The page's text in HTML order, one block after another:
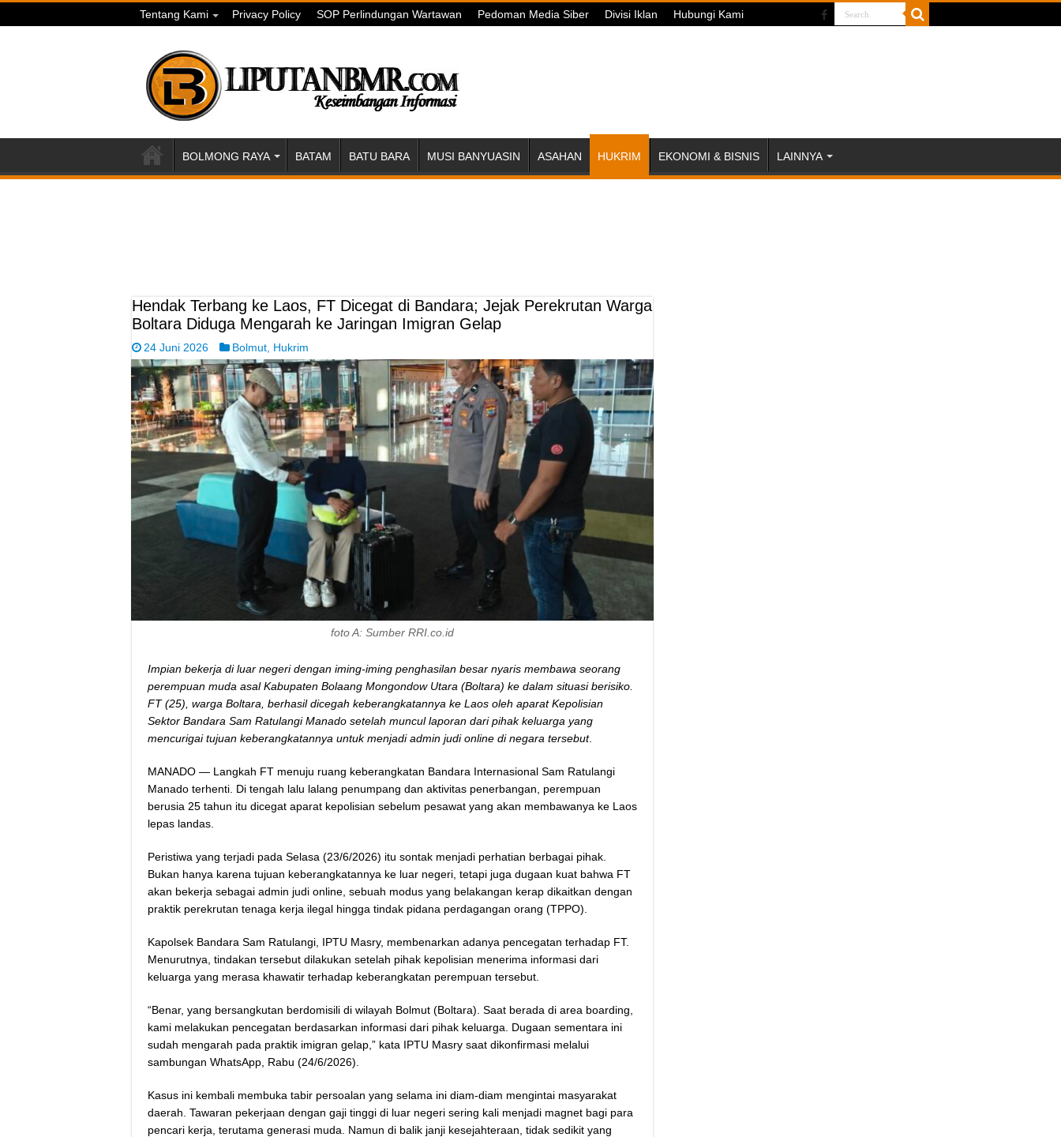
Tentang Kami Privacy Policy SOP Perlindungan Wartawan Pedoman Media Siber Divisi Iklan Hubungi Kami
BOLMONG RAYA BATAM BATU BARA MUSI BANYUASIN ASAHAN HUKRIM EKONOMI & BISNIS LAINNYA
Hendak Terbang ke Laos, FT Dicegat di Bandara; Jejak Perekrutan Warga
Boltara Diduga Mengarah ke Jaringan Imigran Gelap
24 Juni 2026 Bolmut Hukrim
foto A: Sumber RRI.co.id
Impian bekerja di luar negeri dengan iming-iming penghasilan besar nyaris membawa seorang
perempuan muda asal Kabupaten Bolaang Mongondow Utara (Boltara) ke dalam situasi berisiko.
FT (25), warga Boltara, berhasil dicegah keberangkatannya ke Laos oleh aparat Kepolisian
Sektor Bandara Sam Ratulangi Manado setelah muncul laporan dari pihak keluarga yang
mencurigai tujuan keberangkatannya untuk menjadi admin judi online di negara tersebut.
MANADO — Langkah FT menuju ruang keberangkatan Bandara Internasional Sam Ratulangi
Manado terhenti. Di tengah lalu lalang penumpang dan aktivitas penerbangan, perempuan
berusia 25 tahun itu dicegat aparat kepolisian sebelum pesawat yang akan membawanya ke Laos
lepas landas.
Peristiwa yang terjadi pada Selasa (23/6/2026) itu sontak menjadi perhatian berbagai pihak.
Bukan hanya karena tujuan keberangkatannya ke luar negeri, tetapi juga dugaan kuat bahwa FT
akan bekerja sebagai admin judi online, sebuah modus yang belakangan kerap dikaitkan dengan
praktik perekrutan tenaga kerja ilegal hingga tindak pidana perdagangan orang (TPPO).
Kapolsek Bandara Sam Ratulangi, IPTU Masry, membenarkan adanya pencegatan terhadap FT.
Menurutnya, tindakan tersebut dilakukan setelah pihak kepolisian menerima informasi dari
keluarga yang merasa khawatir terhadap keberangkatan perempuan tersebut.
“Benar, yang bersangkutan berdomisili di wilayah Bolmut (Boltara). Saat berada di area boarding,
kami melakukan pencegatan berdasarkan informasi dari pihak keluarga. Dugaan sementara ini
sudah mengarah pada praktik imigran gelap,” kata IPTU Masry saat dikonfirmasi melalui
sambungan WhatsApp, Rabu (24/6/2026).
Kasus ini kembali membuka tabir persoalan yang selama ini diam-diam mengintai masyarakat
daerah. Tawaran pekerjaan dengan gaji tinggi di luar negeri sering kali menjadi magnet bagi para
pencari kerja, terutama generasi muda. Namun di balik janji kesejahteraan, tidak sedikit yang